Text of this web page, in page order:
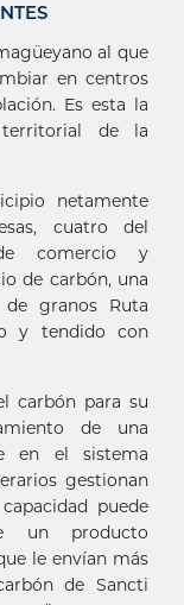
al que
en centros
Es esta la
de la
netamente
cuatro del
comercio y
de carbón, una
granos Ruta
y tendido con
carbón para su
de una
en el sistema
gestionan
puede
un producto
le envían más
de Sancti